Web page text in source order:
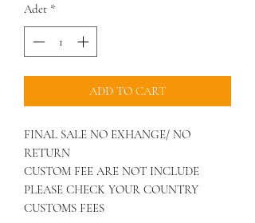
Adet *
ADD TO CART
FINAL SALE NO EXHANGE/ NO
RETURN
CUSTOM FEE ARE NOT INCLUDE
PLEASE CHECK YOUR COUNTRY
CUSTOMS FEES